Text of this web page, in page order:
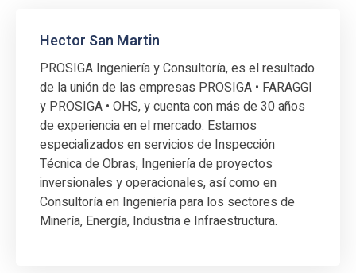
Hector San Martin
PROSIGA Ingeniería y Consultoría, es el resultado
de la unión de las empresas PROSIGA • FARAGGI
y PROSIGA • OHS, y cuenta con más de 30 años
de experiencia en el mercado. Estamos
especializados en servicios de Inspección
Técnica de Obras, Ingeniería de proyectos
inversionales y operacionales, así como en
Consultoría en Ingeniería para los sectores de
Minería, Energía, Industria e Infraestructura.